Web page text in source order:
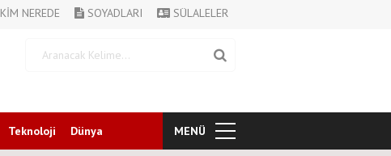
KİM NEREDE SOYADLARI SÜLALELER
Teknoloji Dünya MENÜ